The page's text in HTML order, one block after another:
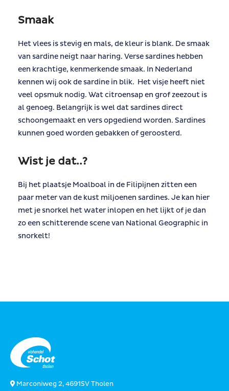
Smaak
Het vlees is stevig en mals, de kleur is blank. De smaak
van sardine neigt naar haring. Verse sardines hebben
een krachtige, kenmerkende smaak. In Nederland
kennen wij ook de sardine in blik. Het visje heeft niet
veel opsmuk nodig. Wat citroensap en grof zeezout is
al genoeg. Belangrijk is wel dat sardines direct
schoongemaakt en vers opgediend worden. Sardines
kunnen goed worden gebakken of geroosterd.
Wist je dat..?
Bij het plaatsje Moalboal in de Filipijnen zitten een
paar meter van de kust miljoenen sardines. Je kan hier
met je snorkel het water inlopen en het lijkt of je dan
zo een schitterende scene van National Geographic in
snorkelt!
Marconiweg 2, 4691SV Tholen